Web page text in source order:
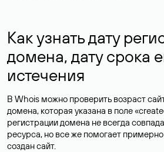
Как узнать дату
домена, дату срока
истечения
В Whois можно проверить возраст
домена, которая указана в поле
регистрации домена не всегда
ресурса, но все же помогает
создан сайт.